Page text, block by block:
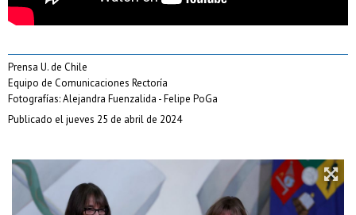
Prensa U. de Chile
Equipo de Comunicaciones Rectoría
Fotografías: Alejandra Fuenzalida - Felipe PoGa
Publicado el jueves 25 de abril de 2024